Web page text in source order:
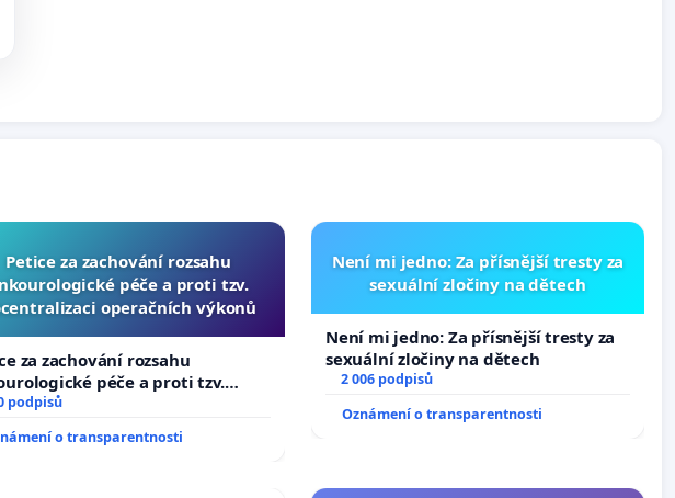
Petice za zachování rozsahu
péče a proti tzv.
operačních výkonů
za zachování rozsahu
péče a proti tzv.
operačních výkonů
podpisů
o transparentnosti
Není mi jedno: Za přísnější tresty za
sexuální zločiny na dětech
Není mi jedno: Za přísnější tresty za
sexuální zločiny na dětech
2 006 podpisů
Oznámení o transparentnosti